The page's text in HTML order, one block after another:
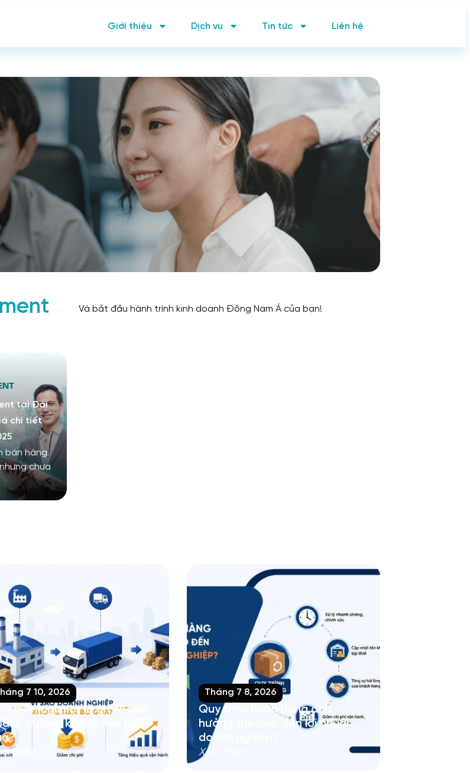
Giới thiệu Dịch vụ Tin tức Liên hệ
Và bắt đầu hành trình kinh doanh Đông Nam Á của bạn!
tại Đài
chi tiết
bán hàng
chưa
7 10, 2026
mile logistics là gì? Vì sao
nghiệp không nên bỏ
thêm >>
Tháng 7 8, 2026
Quy trình hoàn hàng ảnh
hưởng thế nào đến lợi nhuận
doanh nghiệp?
Xem thêm >>